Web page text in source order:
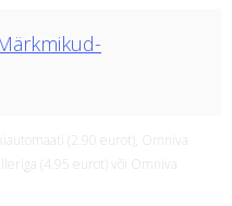
(2.90 eurot), Omniva
(4.95 eurot) või Omniva